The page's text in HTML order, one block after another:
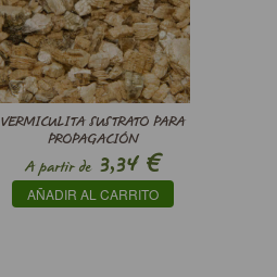
VERMICULITA SUSTRATO PARA
PROPAGACIÓN
A partir de3,34€
AÑADIR AL CARRITO